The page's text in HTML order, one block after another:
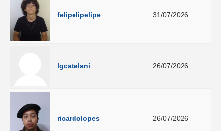
felipelipelipe 31/07/2026
lgcatelani 26/07/2026
ricardolopes 26/07/2026